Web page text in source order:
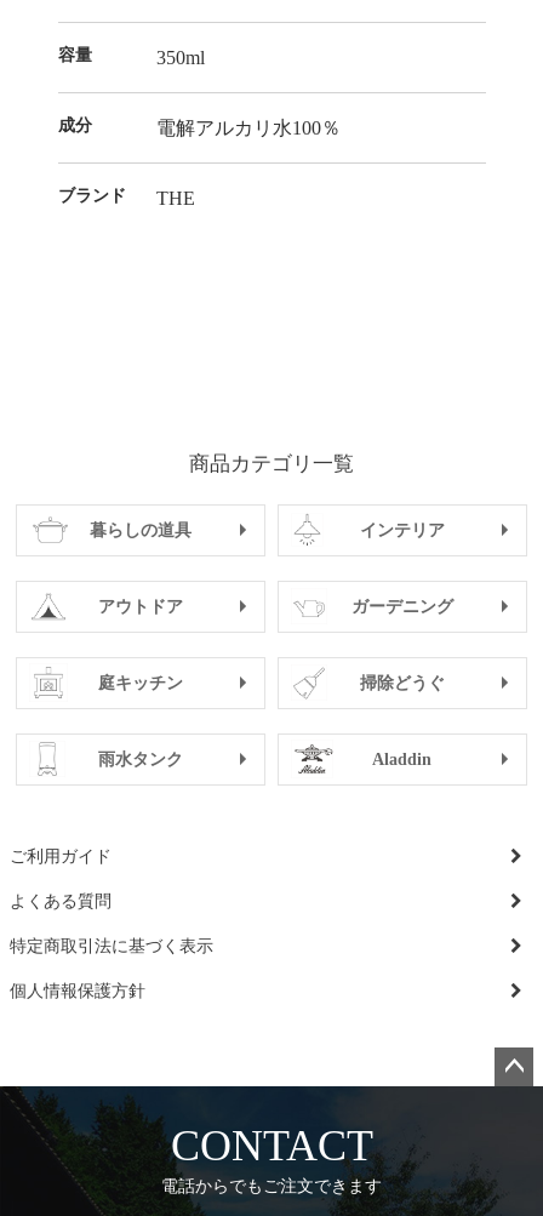
容量 350ml
成分 電解アルカリ水100％
ブランド THE
商品カテゴリ一覧
暮らしの道具 インテリア
アウトドア ガーデニング
庭キッチン 掃除どうぐ
雨水タンク Aladdin
ご利用ガイド
よくある質問
特定商取引法に基づく表示
個人情報保護方針
CONTACT
電話からでもご注文できます